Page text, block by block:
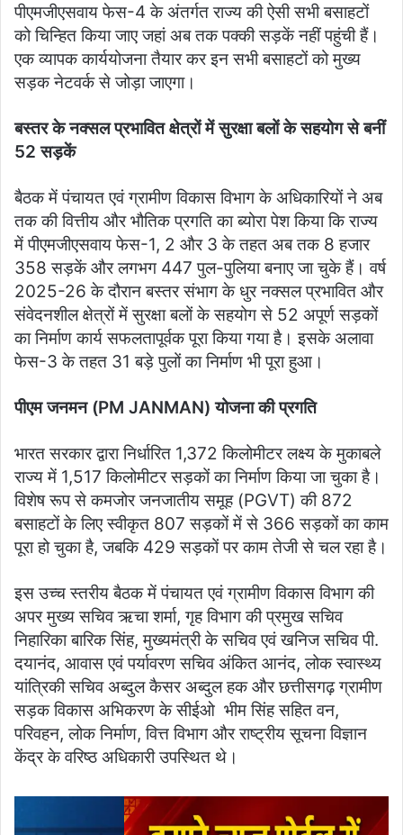
पीएमजीएसवाय फेस-4 के अंतर्गत राज्य की ऐसी सभी बसाहटों
को चिन्हित किया जाए जहां अब तक पक्की सड़कें नहीं पहुंची हैं।
एक व्यापक कार्ययोजना तैयार कर इन सभी बसाहटों को मुख्य
सड़क नेटवर्क से जोड़ा जाएगा।
बस्तर के नक्सल प्रभावित क्षेत्रों में सुरक्षा बलों के सहयोग से बनीं
52 सड़कें
बैठक में पंचायत एवं ग्रामीण विकास विभाग के अधिकारियों ने अब
तक की वित्तीय और भौतिक प्रगति का ब्योरा पेश किया कि राज्य
में पीएमजीएसवाय फेस-1, 2 और 3 के तहत अब तक 8 हजार
358 सड़कें और लगभग 447 पुल-पुलिया बनाए जा चुके हैं। वर्ष
2025-26 के दौरान बस्तर संभाग के धुर नक्सल प्रभावित और
संवेदनशील क्षेत्रों में सुरक्षा बलों के सहयोग से 52 अपूर्ण सड़कों
का निर्माण कार्य सफलतापूर्वक पूरा किया गया है। इसके अलावा
फेस-3 के तहत 31 बड़े पुलों का निर्माण भी पूरा हुआ।
पीएम जनमन (PM JANMAN) योजना की प्रगति
भारत सरकार द्वारा निर्धारित 1,372 किलोमीटर लक्ष्य के मुकाबले
राज्य में 1,517 किलोमीटर सड़कों का निर्माण किया जा चुका है।
विशेष रूप से कमजोर जनजातीय समूह (PGVT) की 872
बसाहटों के लिए स्वीकृत 807 सड़कों में से 366 सड़कों का काम
पूरा हो चुका है, जबकि 429 सड़कों पर काम तेजी से चल रहा है।
इस उच्च स्तरीय बैठक में पंचायत एवं ग्रामीण विकास विभाग की
अपर मुख्य सचिव ऋचा शर्मा, गृह विभाग की प्रमुख सचिव
निहारिका बारिक सिंह, मुख्यमंत्री के सचिव एवं खनिज सचिव पी.
दयानंद, आवास एवं पर्यावरण सचिव अंकित आनंद, लोक स्वास्थ्य
यांत्रिकी सचिव अब्दुल कैसर अब्दुल हक और छत्तीसगढ़ ग्रामीण
सड़क विकास अभिकरण के सीईओ भीम सिंह सहित वन,
परिवहन, लोक निर्माण, वित्त विभाग और राष्ट्रीय सूचना विज्ञान
केंद्र के वरिष्ठ अधिकारी उपस्थित थे।